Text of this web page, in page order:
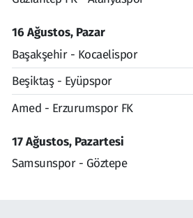
16 Ağustos, Pazar
Başakşehir - Kocaelispor
Beşiktaş - Eyüpspor
Amed - Erzurumspor FK
17 Ağustos, Pazartesi
Samsunspor - Göztepe